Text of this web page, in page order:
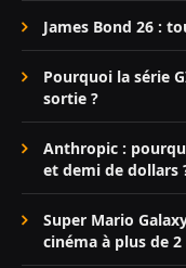
James Bond 26 :
Pourquoi la série
sortie ?
Anthropic :
et demi de dollars
Super Mario
cinéma à plus de